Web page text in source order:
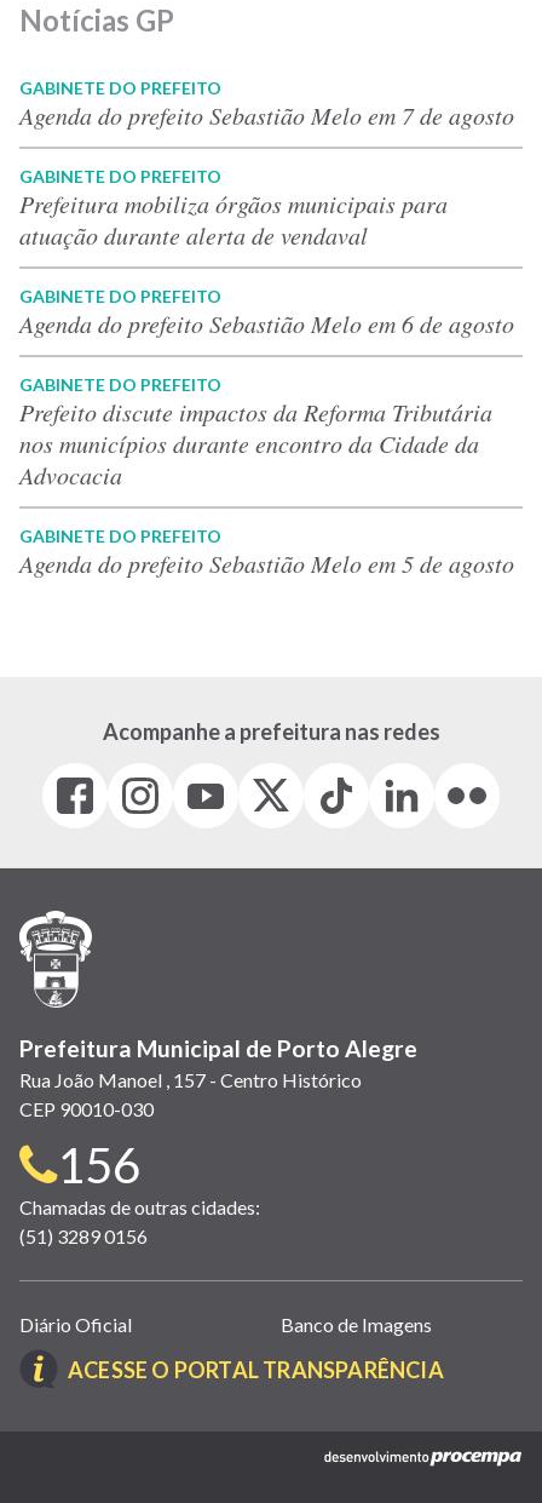
Notícias GP
GABINETE DO PREFEITO
Agenda do prefeito Sebastião Melo em 7 de agosto
GABINETE DO PREFEITO
Prefeitura mobiliza órgãos municipais para
atuação durante alerta de vendaval
GABINETE DO PREFEITO
Agenda do prefeito Sebastião Melo em 6 de agosto
GABINETE DO PREFEITO
Prefeito discute impactos da Reforma Tributária
nos municípios durante encontro da Cidade da
Advocacia
GABINETE DO PREFEITO
Agenda do prefeito Sebastião Melo em 5 de agosto
Acompanhe a prefeitura nas redes
Facebook
(link
em
janela)
Instagram
(link
em
(link
em
(Antigo
(link
Tiktok
(link
em
LinkedIn
(link
em
(link
em
Prefeitura Municipal de Porto Alegre
Rua João Manoel , 157 - Centro Histórico
CEP 90010-030
Telefone
para
contato:
156
Chamadas de outras cidades:
(51) 3289 0156
Links
úteis
(abrem
nova
Diário Oficial Banco de Imagens
ACESSE O PORTAL TRANSPARÊNCIA(LINK
EM
NOVA